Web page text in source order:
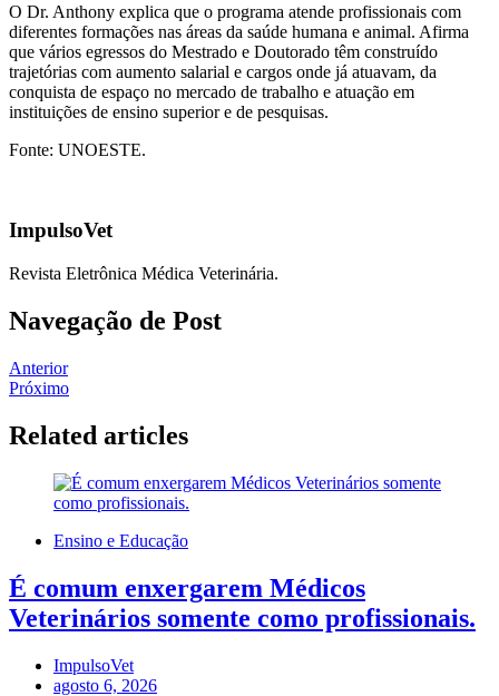
O Dr. Anthony explica que o programa atende profissionais com
diferentes formações nas áreas da saúde humana e animal. Afirma
que vários egressos do Mestrado e Doutorado têm construído
trajetórias com aumento salarial e cargos onde já atuavam, da
conquista de espaço no mercado de trabalho e atuação em
instituições de ensino superior e de pesquisas.
Fonte: UNOESTE.
ImpulsoVet
Revista Eletrônica Médica Veterinária.
Navegação de Post
Anterior
Próximo
Related articles
Ensino e Educação
É comum enxergarem Médicos
Veterinários somente como profissionais.
ImpulsoVet
agosto 6, 2026